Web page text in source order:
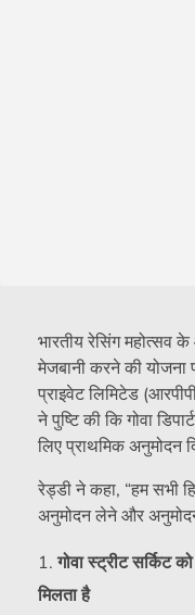
भारतीय रेसिंग महोत्सव
मेजबानी करने की
प्राइवेट लिमिटेड
ने पुष्टि की कि गोवा
लिए प्राथमिक अनुमोदन
रेड्डी ने कहा, “हम सभी
अनुमोदन लेने और
गोवा स्ट्रीट सर्किट
मिलता है